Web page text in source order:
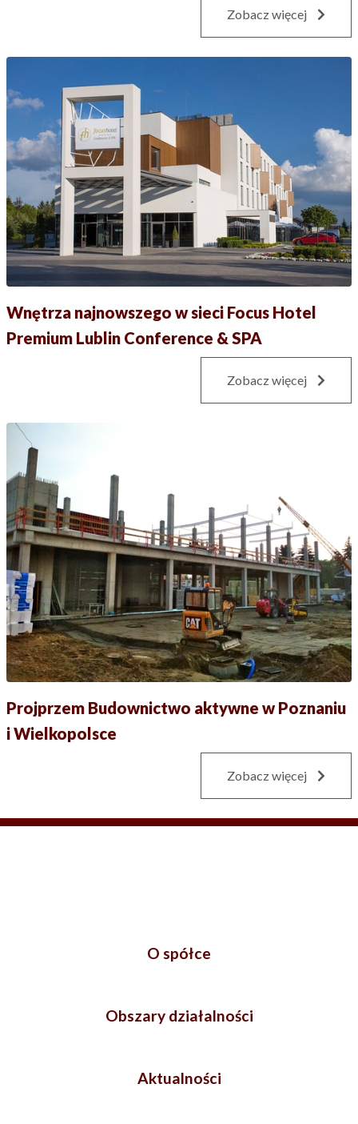
Zobacz więcej
Wnętrza najnowszego w sieci Focus Hotel
Premium Lublin Conference & SPA
Zobacz więcej
Projprzem Budownictwo aktywne w Poznaniu
i Wielkopolsce
Zobacz więcej
O spółce
Obszary działalności
Aktualności